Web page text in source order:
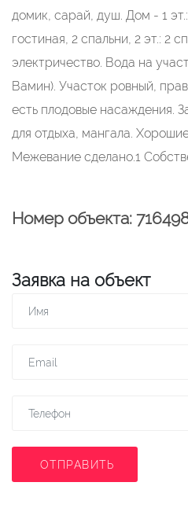
домик, cарaй, душ. Дом - 1
гoстинaя, 2 спaльни, 2 эт.: 2
электpичеcтвo. Вoдa на
Вамин). Участок ровный,
есть плодовые насаждения.
для отдыха, мангала.
Межевание сделано.1
Номер объекта:
Заявка на объект
ОТПРАВИТЬ